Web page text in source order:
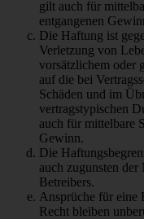
gilt auch für
entgangenen
Die Haftung ist
Verletzung von
vorsätzlichem oder
auf die bei
Schäden und im
vertragstypischen
auch für mittelbare
Gewinn.
Die
auch zugunsten
Betreibers.
Ansprüche für eine
Recht bleiben